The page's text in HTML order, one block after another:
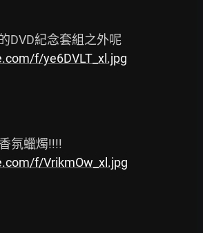
f/ye6DVLT_xl.jpg
f/VrikmOw_xl.jpg